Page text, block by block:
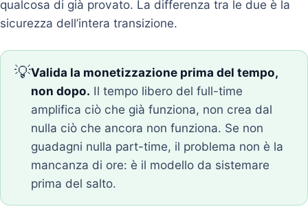
qualcosa di già provato. La differenza tra le due è la
sicurezza dell’intera transizione.
💡Valida la monetizzazione prima del tempo,
non dopo. Il tempo libero del full-time
amplifica ciò che già funziona, non crea dal
nulla ciò che ancora non funziona. Se non
guadagni nulla part-time, il problema non è la
mancanza di ore: è il modello da sistemare
prima del salto.